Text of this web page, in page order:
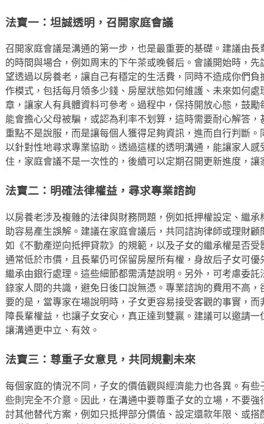
法寶一：坦誠透明，召開家庭會議
召開家庭會議是溝通的第一步，也是最重要的基礎。建議由
的時間與場合，例如周末的下午茶或晚餐后。會議開始時，
望透過以房養老，讓自己有穩定的生活費，同時不造成你們
作模式，包括每月領多少錢、房屋狀態如何維護、未來如何
章，讓家人有具體資料可參考。過程中，保持開放心態，鼓
能會擔心父母被騙，或認為利率不划算，這時需要耐心解答
重點不是說服，而是讓每個人獲得足夠資訊，進而自行判斷
以針對性地尋求專業協助。透過這樣的透明溝通，能讓家人
住，家庭會議不是一次性的，後續可以定期召開更新進度，
法寶二：明確法律權益，尋求專業諮詢
以房養老涉及複雜的法律與財務問題，例如抵押權設定、繼
助容易產生誤解。建議在家庭會議后，共同諮詢律師或理財
如《不動產逆向抵押貸款》的規範，以及子女的繼承權是否
通常低於市價，且長輩仍可保留房屋所有權，身故后子女可
繼承由銀行處理。這些細節都需清楚說明。另外，可考慮委
錄家人間的共識，避免日後口說無憑。專業諮詢的費用不高
要的是，當專家在場說明時，子女更容易接受客觀的事實，
障長輩權益，也讓子女安心，真正達到雙贏。建議可以邀請
讓溝通更中立、有效。
法寶三：尊重子女意見，共同規劃未來
每個家庭的情況不同，子女的價值觀與經濟能力也各異。有
些則完全不介意。因此，在溝通中要尊重子女的立場，不要
討其他替代方案，例如只抵押部分價值、設定還款年限、或